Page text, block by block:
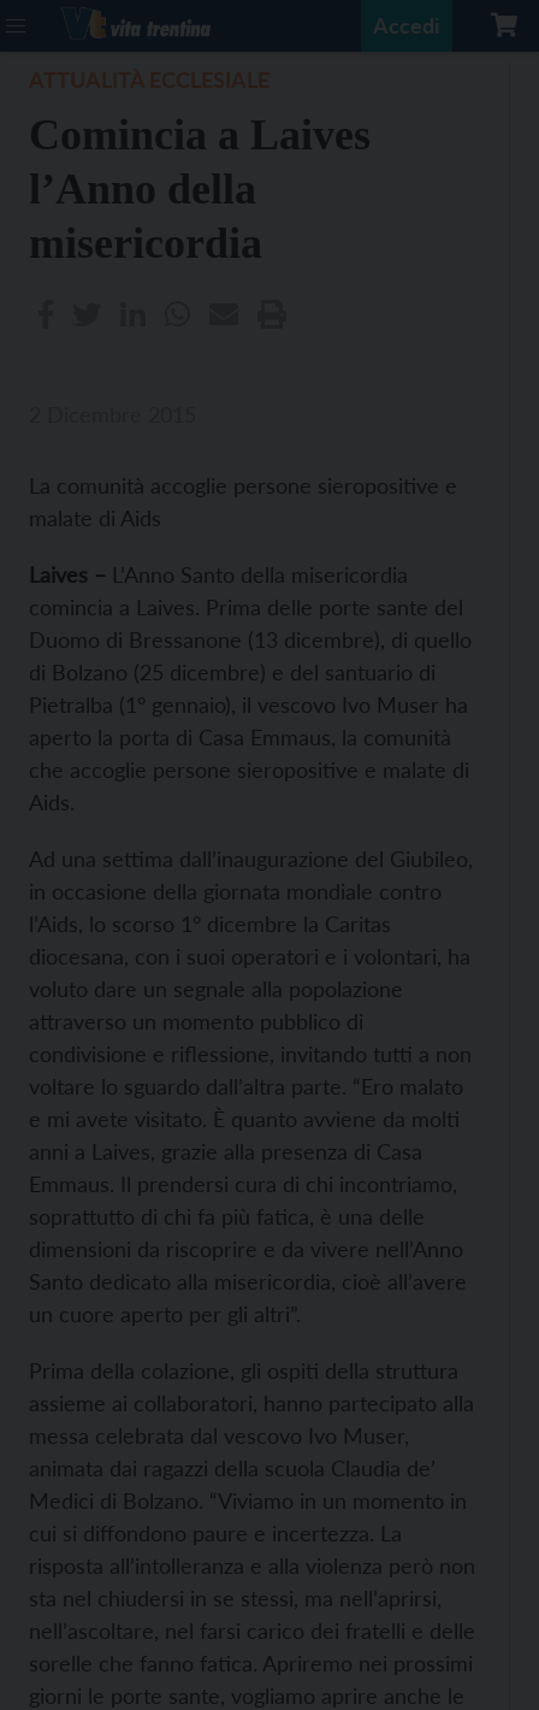
Accedi
Comincia a Laives
l’Anno della
misericordia
La comunità accoglie persone sieropositive e
malate di Aids
Laives – L’Anno Santo della misericordia
comincia a Laives. Prima delle porte sante del
Duomo di Bressanone (13 dicembre), di quello
di Bolzano (25 dicembre) e del santuario di
Pietralba (1° gennaio), il vescovo Ivo Muser ha
aperto la porta di Casa Emmaus, la comunità
che accoglie persone sieropositive e malate di
Aids.
Ad una settima dall’inaugurazione del Giubileo,
in occasione della giornata mondiale contro
l’Aids, lo scorso 1° dicembre la Caritas
diocesana, con i suoi operatori e i volontari, ha
voluto dare un segnale alla popolazione
attraverso un momento pubblico di
condivisione e riflessione, invitando tutti a non
voltare lo sguardo dall’altra parte. “Ero malato
e mi avete visitato. È quanto avviene da molti
anni a Laives, grazie alla presenza di Casa
Emmaus. Il prendersi cura di chi incontriamo,
soprattutto di chi fa più fatica, è una delle
dimensioni da riscoprire e da vivere nell’Anno
Santo dedicato alla misericordia, cioè all’avere
un cuore aperto per gli altri”.
Prima della colazione, gli ospiti della struttura
assieme ai collaboratori, hanno partecipato alla
messa celebrata dal vescovo Ivo Muser,
animata dai ragazzi della scuola Claudia de’
Medici di Bolzano. “Viviamo in un momento in
cui si diffondono paure e incertezza. La
risposta all’intolleranza e alla violenza però non
sta nel chiudersi in se stessi, ma nell’aprirsi,
nell’ascoltare, nel farsi carico dei fratelli e delle
sorelle che fanno fatica. Apriremo nei prossimi
giorni le porte sante, vogliamo aprire anche le